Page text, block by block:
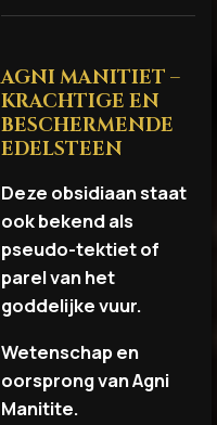
AGNI MANITIET –
KRACHTIGE EN
BESCHERMENDE
EDELSTEEN
Deze obsidiaan staat
ook bekend als
pseudo-tektiet of
parel van het
goddelijke vuur.
Wetenschap en
oorsprong van Agni
Manitite.